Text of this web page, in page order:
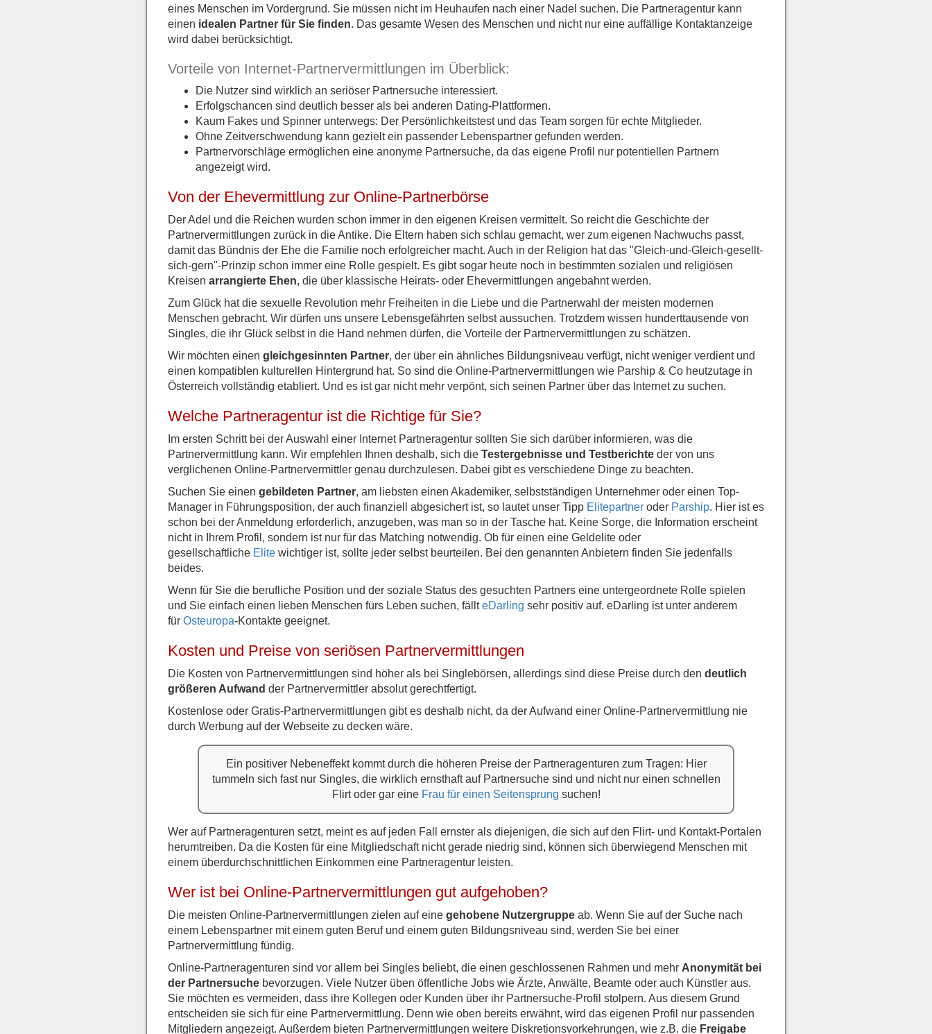
eines Menschen im Vordergrund. Sie müssen nicht im Heuhaufen nach einer Nadel suchen. Die Partneragentur kann
einen idealen Partner für Sie finden. Das gesamte Wesen des Menschen und nicht nur eine auffällige Kontaktanzeige
wird dabei berücksichtigt.
Vorteile von Internet-Partnervermittlungen im Überblick:
Die Nutzer sind wirklich an seriöser Partnersuche interessiert.
Erfolgschancen sind deutlich besser als bei anderen Dating-Plattformen.
Kaum Fakes und Spinner unterwegs: Der Persönlichkeitstest und das Team sorgen für echte Mitglieder.
Ohne Zeitverschwendung kann gezielt ein passender Lebenspartner gefunden werden.
Partnervorschläge ermöglichen eine anonyme Partnersuche, da das eigene Profil nur potentiellen Partnern
angezeigt wird.
Von der Ehevermittlung zur Online-Partnerbörse
Der Adel und die Reichen wurden schon immer in den eigenen Kreisen vermittelt. So reicht die Geschichte der
Partnervermittlungen zurück in die Antike. Die Eltern haben sich schlau gemacht, wer zum eigenen Nachwuchs passt,
damit das Bündnis der Ehe die Familie noch erfolgreicher macht. Auch in der Religion hat das "Gleich-und-Gleich-gesellt-
sich-gern"-Prinzip schon immer eine Rolle gespielt. Es gibt sogar heute noch in bestimmten sozialen und religiösen
Kreisen arrangierte Ehen, die über klassische Heirats- oder Ehevermittlungen angebahnt werden.
Zum Glück hat die sexuelle Revolution mehr Freiheiten in die Liebe und die Partnerwahl der meisten modernen
Menschen gebracht. Wir dürfen uns unsere Lebensgefährten selbst aussuchen. Trotzdem wissen hunderttausende von
Singles, die ihr Glück selbst in die Hand nehmen dürfen, die Vorteile der Partnervermittlungen zu schätzen.
Wir möchten einen gleichgesinnten Partner, der über ein ähnliches Bildungsniveau verfügt, nicht weniger verdient und
einen kompatiblen kulturellen Hintergrund hat. So sind die Online-Partnervermittlungen wie Parship & Co heutzutage in
Österreich vollständig etabliert. Und es ist gar nicht mehr verpönt, sich seinen Partner über das Internet zu suchen.
Welche Partneragentur ist die Richtige für Sie?
Im ersten Schritt bei der Auswahl einer Internet Partneragentur sollten Sie sich darüber informieren, was die
Partnervermittlung kann. Wir empfehlen Ihnen deshalb, sich die Testergebnisse und Testberichte der von uns
verglichenen Online-Partnervermittler genau durchzulesen. Dabei gibt es verschiedene Dinge zu beachten.
Suchen Sie einen gebildeten Partner, am liebsten einen Akademiker, selbstständigen Unternehmer oder einen Top-
Manager in Führungsposition, der auch finanziell abgesichert ist, so lautet unser Tipp Elitepartner oder Parship. Hier ist es
schon bei der Anmeldung erforderlich, anzugeben, was man so in der Tasche hat. Keine Sorge, die Information erscheint
nicht in Ihrem Profil, sondern ist nur für das Matching notwendig. Ob für einen eine Geldelite oder
gesellschaftliche Elite wichtiger ist, sollte jeder selbst beurteilen. Bei den genannten Anbietern finden Sie jedenfalls
beides.
Wenn für Sie die berufliche Position und der soziale Status des gesuchten Partners eine untergeordnete Rolle spielen
und Sie einfach einen lieben Menschen fürs Leben suchen, fällteDarling sehr positiv auf. eDarling ist unter anderem
für Osteuropa-Kontakte geeignet.
Kosten und Preise von seriösen Partnervermittlungen
Die Kosten von Partnervermittlungen sind höher als bei Singlebörsen, allerdings sind diese Preise durch den deutlich
größeren Aufwand der Partnervermittler absolut gerechtfertigt.
Kostenlose oder Gratis-Partnervermittlungen gibt es deshalb nicht, da der Aufwand einer Online-Partnervermittlung nie
durch Werbung auf der Webseite zu decken wäre.
Ein positiver Nebeneffekt kommt durch die höheren Preise der Partneragenturen zum Tragen: Hier
tummeln sich fast nur Singles, die wirklich ernsthaft auf Partnersuche sind und nicht nur einen schnellen
Flirt oder gar eine Frau für einen Seitensprung suchen!
Wer auf Partneragenturen setzt, meint es auf jeden Fall ernster als diejenigen, die sich auf den Flirt- und Kontakt-Portalen
herumtreiben. Da die Kosten für eine Mitgliedschaft nicht gerade niedrig sind, können sich überwiegend Menschen mit
einem überdurchschnittlichen Einkommen eine Partneragentur leisten.
Wer ist bei Online-Partnervermittlungen gut aufgehoben?
Die meisten Online-Partnervermittlungen zielen auf eine gehobene Nutzergruppe ab. Wenn Sie auf der Suche nach
einem Lebenspartner mit einem guten Beruf und einem guten Bildungsniveau sind, werden Sie bei einer
Partnervermittlung fündig.
Online-Partneragenturen sind vor allem bei Singles beliebt, die einen geschlossenen Rahmen und mehr Anonymität bei
der Partnersuche bevorzugen. Viele Nutzer üben öffentliche Jobs wie Ärzte, Anwälte, Beamte oder auch Künstler aus.
Sie möchten es vermeiden, dass ihre Kollegen oder Kunden über ihr Partnersuche-Profil stolpern. Aus diesem Grund
entscheiden sie sich für eine Partnervermittlung. Denn wie oben bereits erwähnt, wird das eigenen Profil nur passenden
Mitgliedern angezeigt. Außerdem bieten Partnervermittlungen weitere Diskretionsvorkehrungen, wie z.B. die Freigabe